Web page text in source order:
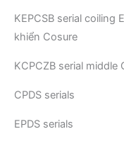
KEPCSB serial coiling
khiển Cosure
KCPCZB serial
CPDS serials
EPDS serials